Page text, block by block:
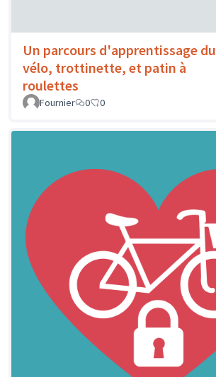
Un parcours d'apprentissage du
vélo, trottinette, et patin à
roulettes
Fournier 0 0